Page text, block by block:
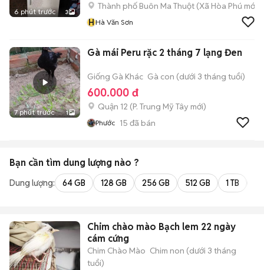
6 phút trước 3
Thành phố Buôn Ma Thuột (Xã Hòa Phú mới)
HHà Văn Sơn
7 phút trước 1
Gà mái Peru rặc 2 tháng 7 lạng Đen
Giống Gà Khác Gà con (dưới 3 tháng tuổi)
600.000 đ
Quận 12 (P. Trung Mỹ Tây mới)
Phước 15 đã bán
Bạn cần tìm dung lượng nào ?
Dung lượng: 64 GB 128 GB 256 GB 512 GB 1 TB
Chim chào mào Bạch lem 22 ngày
cám cứng
Chim Chào Mào Chim non (dưới 3 tháng
tuổi)